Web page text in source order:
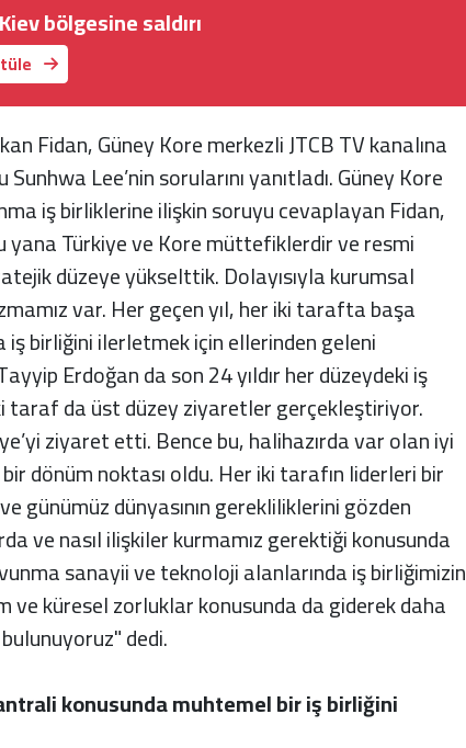
bölgesine saldırı
Fidan, Güney Kore merkezli JTCB TV kanalına
Lee’nin sorularını yanıtladı. Güney Kore
iş birliklerine ilişkin soruyu cevaplayan Fidan,
yana Türkiye ve Kore müttefiklerdir ve resmi
düzeye yükselttik. Dolayısıyla kurumsal
var. Her geçen yıl, her iki tarafta başa
birliğini ilerletmek için ellerinden geleni
Erdoğan da son 24 yıldır her düzeydeki iş
taraf da üst düzey ziyaretler gerçekleştiriyor.
ziyaret etti. Bence bu, halihazırda var olan iyi
dönüm noktası oldu. Her iki tarafın liderleri bir
günümüz dünyasının gerekliliklerini gözden
ve nasıl ilişkiler kurmamız gerektiği konusunda
sanayii ve teknoloji alanlarında iş birliğimizin
ve küresel zorluklar konusunda da giderek daha
dedi.
konusunda muhtemel bir iş birliğini